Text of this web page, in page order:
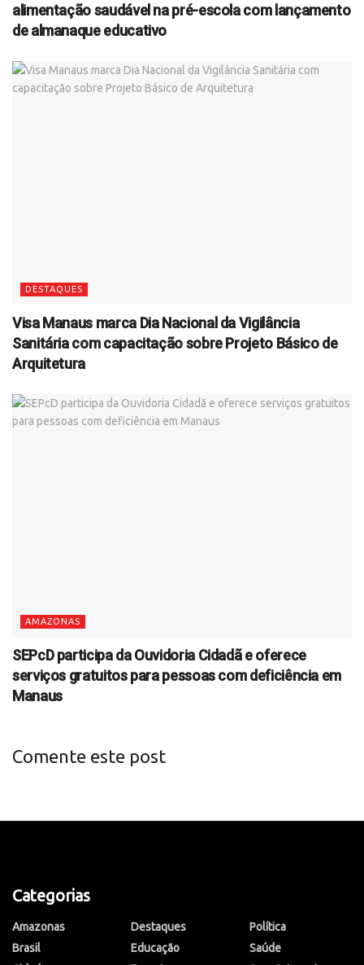
alimentação saudável na pré-escola com lançamento
de almanaque educativo
DESTAQUES
Visa Manaus marca Dia Nacional da Vigilância
Sanitária com capacitação sobre Projeto Básico de
Arquitetura
AMAZONAS
SEPcD participa da Ouvidoria Cidadã e oferece
serviços gratuitos para pessoas com deficiência em
Manaus
Comente este post
Categorias
Amazonas
Brasil
Destaques
Educação
Política
Saúde